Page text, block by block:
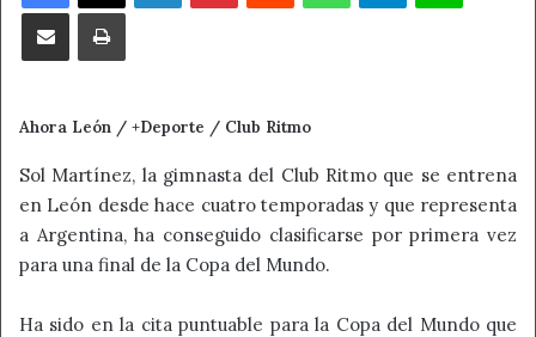
Compartir por correo electrónicoImprimir
Ahora León / +Deporte / Club Ritmo
Sol Martínez, la gimnasta del Club Ritmo que se entrena
en León desde hace cuatro temporadas y que representa
a Argentina, ha conseguido clasificarse por primera vez
para una final de la Copa del Mundo.
Ha sido en la cita puntuable para la Copa del Mundo que